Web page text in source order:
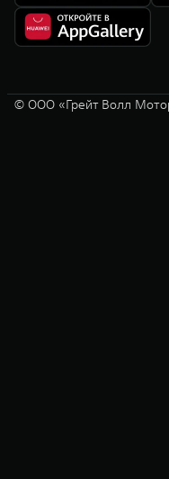
© ООО «Грейт Волл